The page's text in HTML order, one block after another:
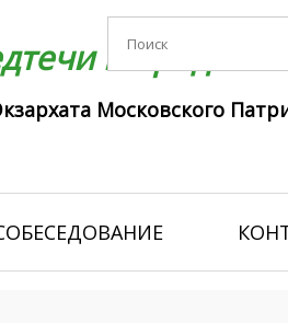
г. Гродно
Московского